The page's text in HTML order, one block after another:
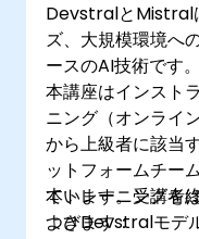
DevstralとMistral
ズ、大規模環境へ
ースのAI技術です。
本講座はインスト
ニング（オンライ
から上級者に該当
ットフォームチー
ています。受講者
よびDevstralモデ
本トレーニングを
つきます：